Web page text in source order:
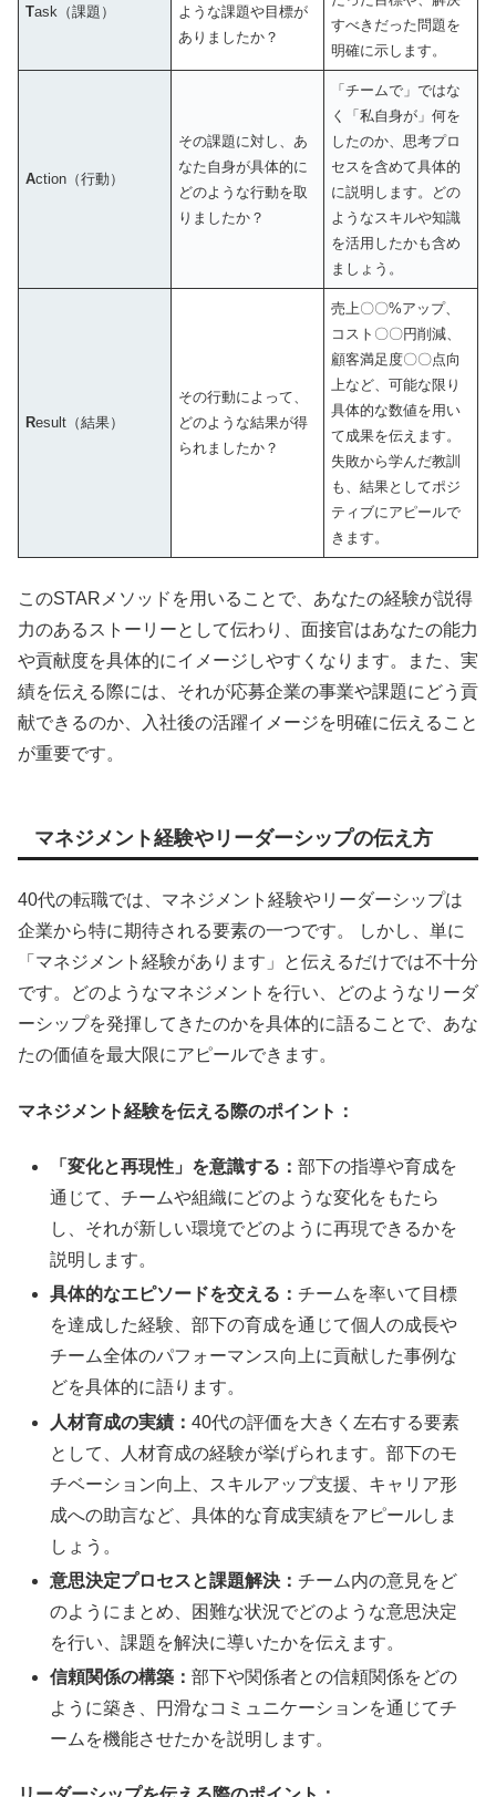
Task（課題）
ような課題や目標が
ありましたか？
すべきだった問題を
明確に示します。
Action（行動）
その課題に対し、あ
なた自身が具体的に
どのような行動を取
りましたか？
「チームで」ではな
く「私自身が」何を
したのか、思考プロ
セスを含めて具体的
に説明します。どの
ようなスキルや知識
を活用したかも含め
ましょう。
Result（結果）
その行動によって、
どのような結果が得
られましたか？
売上〇〇%アップ、
コスト〇〇円削減、
顧客満足度〇〇点向
上など、可能な限り
具体的な数値を用い
て成果を伝えます。
失敗から学んだ教訓
も、結果としてポジ
ティブにアピールで
きます。
このSTARメソッドを用いることで、あなたの経験が説得
力のあるストーリーとして伝わり、面接官はあなたの能力
や貢献度を具体的にイメージしやすくなります。また、実
績を伝える際には、それが応募企業の事業や課題にどう貢
献できるのか、入社後の活躍イメージを明確に伝えること
が重要です。
マネジメント経験やリーダーシップの伝え方
40代の転職では、マネジメント経験やリーダーシップは
企業から特に期待される要素の一つです。 しかし、単に
「マネジメント経験があります」と伝えるだけでは不十分
です。どのようなマネジメントを行い、どのようなリーダ
ーシップを発揮してきたのかを具体的に語ることで、あな
たの価値を最大限にアピールできます。
マネジメント経験を伝える際のポイント：
「変化と再現性」を意識する：部下の指導や育成を
通じて、チームや組織にどのような変化をもたら
し、それが新しい環境でどのように再現できるかを
説明します。
具体的なエピソードを交える：チームを率いて目標
を達成した経験、部下の育成を通じて個人の成長や
チーム全体のパフォーマンス向上に貢献した事例な
どを具体的に語ります。
人材育成の実績：40代の評価を大きく左右する要素
として、人材育成の経験が挙げられます。部下のモ
チベーション向上、スキルアップ支援、キャリア形
成への助言など、具体的な育成実績をアピールしま
しょう。
意思決定プロセスと課題解決：チーム内の意見をど
のようにまとめ、困難な状況でどのような意思決定
を行い、課題を解決に導いたかを伝えます。
信頼関係の構築：部下や関係者との信頼関係をどの
ように築き、円滑なコミュニケーションを通じてチ
ームを機能させたかを説明します。